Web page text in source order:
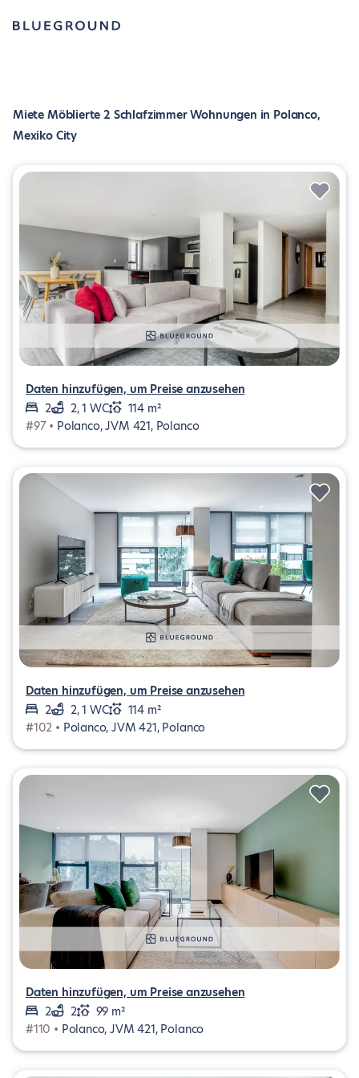
Miete Möblierte 2 Schlafzimmer Wohnungen in Polanco,
Mexiko City
Daten hinzufügen, um Preise anzusehen
2
2, 1 WC
114 m²
#97 • Polanco, JVM 421, Polanco
Daten hinzufügen, um Preise anzusehen
2
2, 1 WC
114 m²
#102 • Polanco, JVM 421, Polanco
Daten hinzufügen, um Preise anzusehen
2
2
99 m²
#110 • Polanco, JVM 421, Polanco